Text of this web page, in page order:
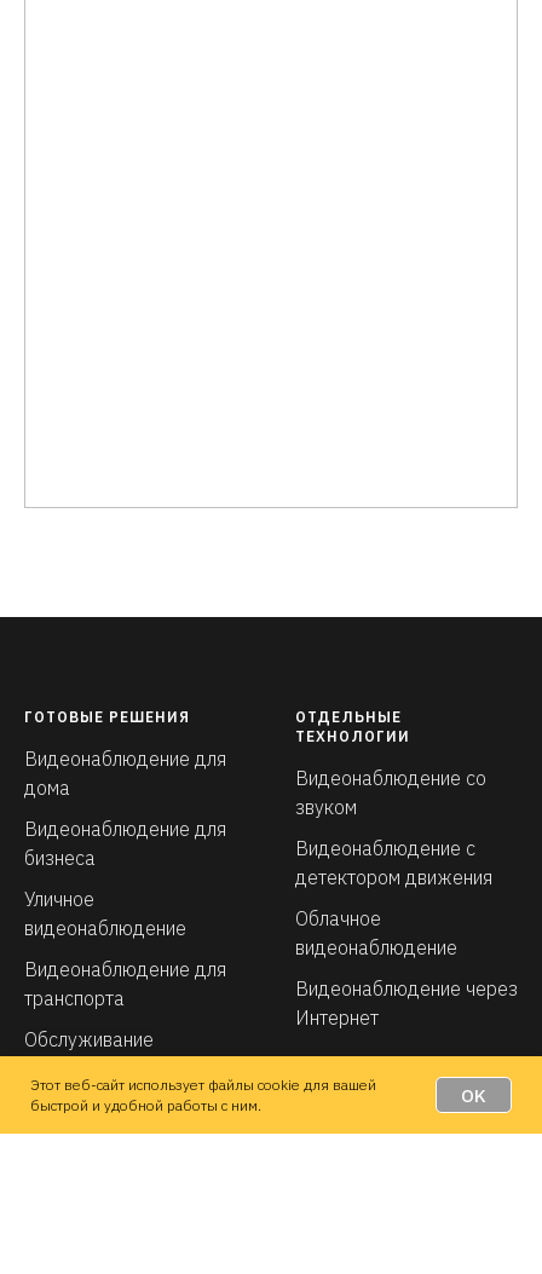
Этот веб-сайт использует файлы cookie для вашей
быстрой и удобной работы с ним.
OK
ГОТОВЫЕ РЕШЕНИЯ
Видеонаблюдение для
дома
Видеонаблюдение для
бизнеса
Уличное
видеонаблюдение
Видеонаблюдение для
транспорта
Обслуживание
ОТДЕЛЬНЫЕ
ТЕХНОЛОГИИ
Видеонаблюдение со
звуком
Видеонаблюдение с
детектором движения
Облачное
видеонаблюдение
Видеонаблюдение через
Интернет
О КОМПАНИИ EMAIL